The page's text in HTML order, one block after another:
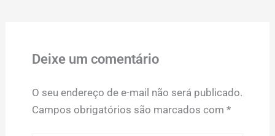
Deixe um comentário
O seu endereço de e-mail não será publicado.
Campos obrigatórios são marcados com *